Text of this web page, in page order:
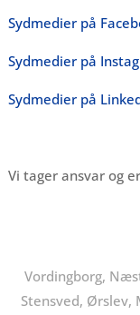
Sydmedier på
Sydmedier på
Sydmedier på
Vi tager ansvar og
Vordingborg,
Stensved, Ørslev,